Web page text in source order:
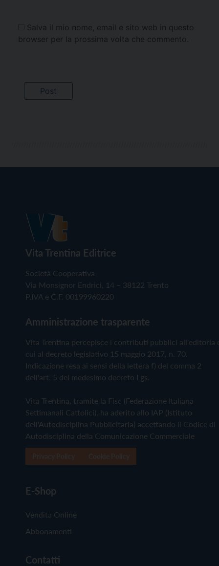
Salva il mio nome, email e sito web in questo
browser per la prossima volta che commento.
Vita Trentina Editrice
Società Cooperativa
Via Monsignor Endrici, 14 – 38122 Trento
P.IVA e C.F. 00199960220
Amministrazione trasparente
Vita Trentina percepisce i contributi pubblici all'editoria
cui al decreto legislativo 15 maggio 2017, n. 70.
Indicazione resa ai sensi della lettera f) del comma 2
dell'art. 5 del medesimo decreto Lgs.
Vita Trentina, tramite la Fisc (Federazione Italiana
Settimanali Cattolici), ha aderito allo IAP (Istituto
dell'Autodisciplina Pubblicitaria) accettando il Codice di
Autodisciplina della Comunicazione Commerciale
E-Shop
Vendita Online
Abbonamenti
Contatti